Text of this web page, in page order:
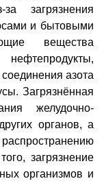
загрязнения
и бытовыми
вещества
азота
Загрязнённая
желудочно-
органов, а
загрязнение
организмов и